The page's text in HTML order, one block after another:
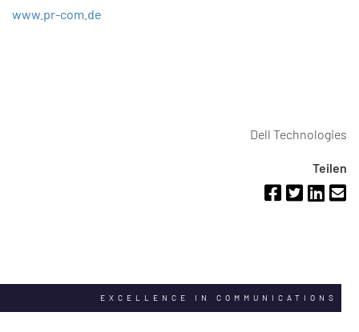
www.pr-com.de
Dell Technologies
Teilen
EXCELLENCE IN COMMUNICATIONS